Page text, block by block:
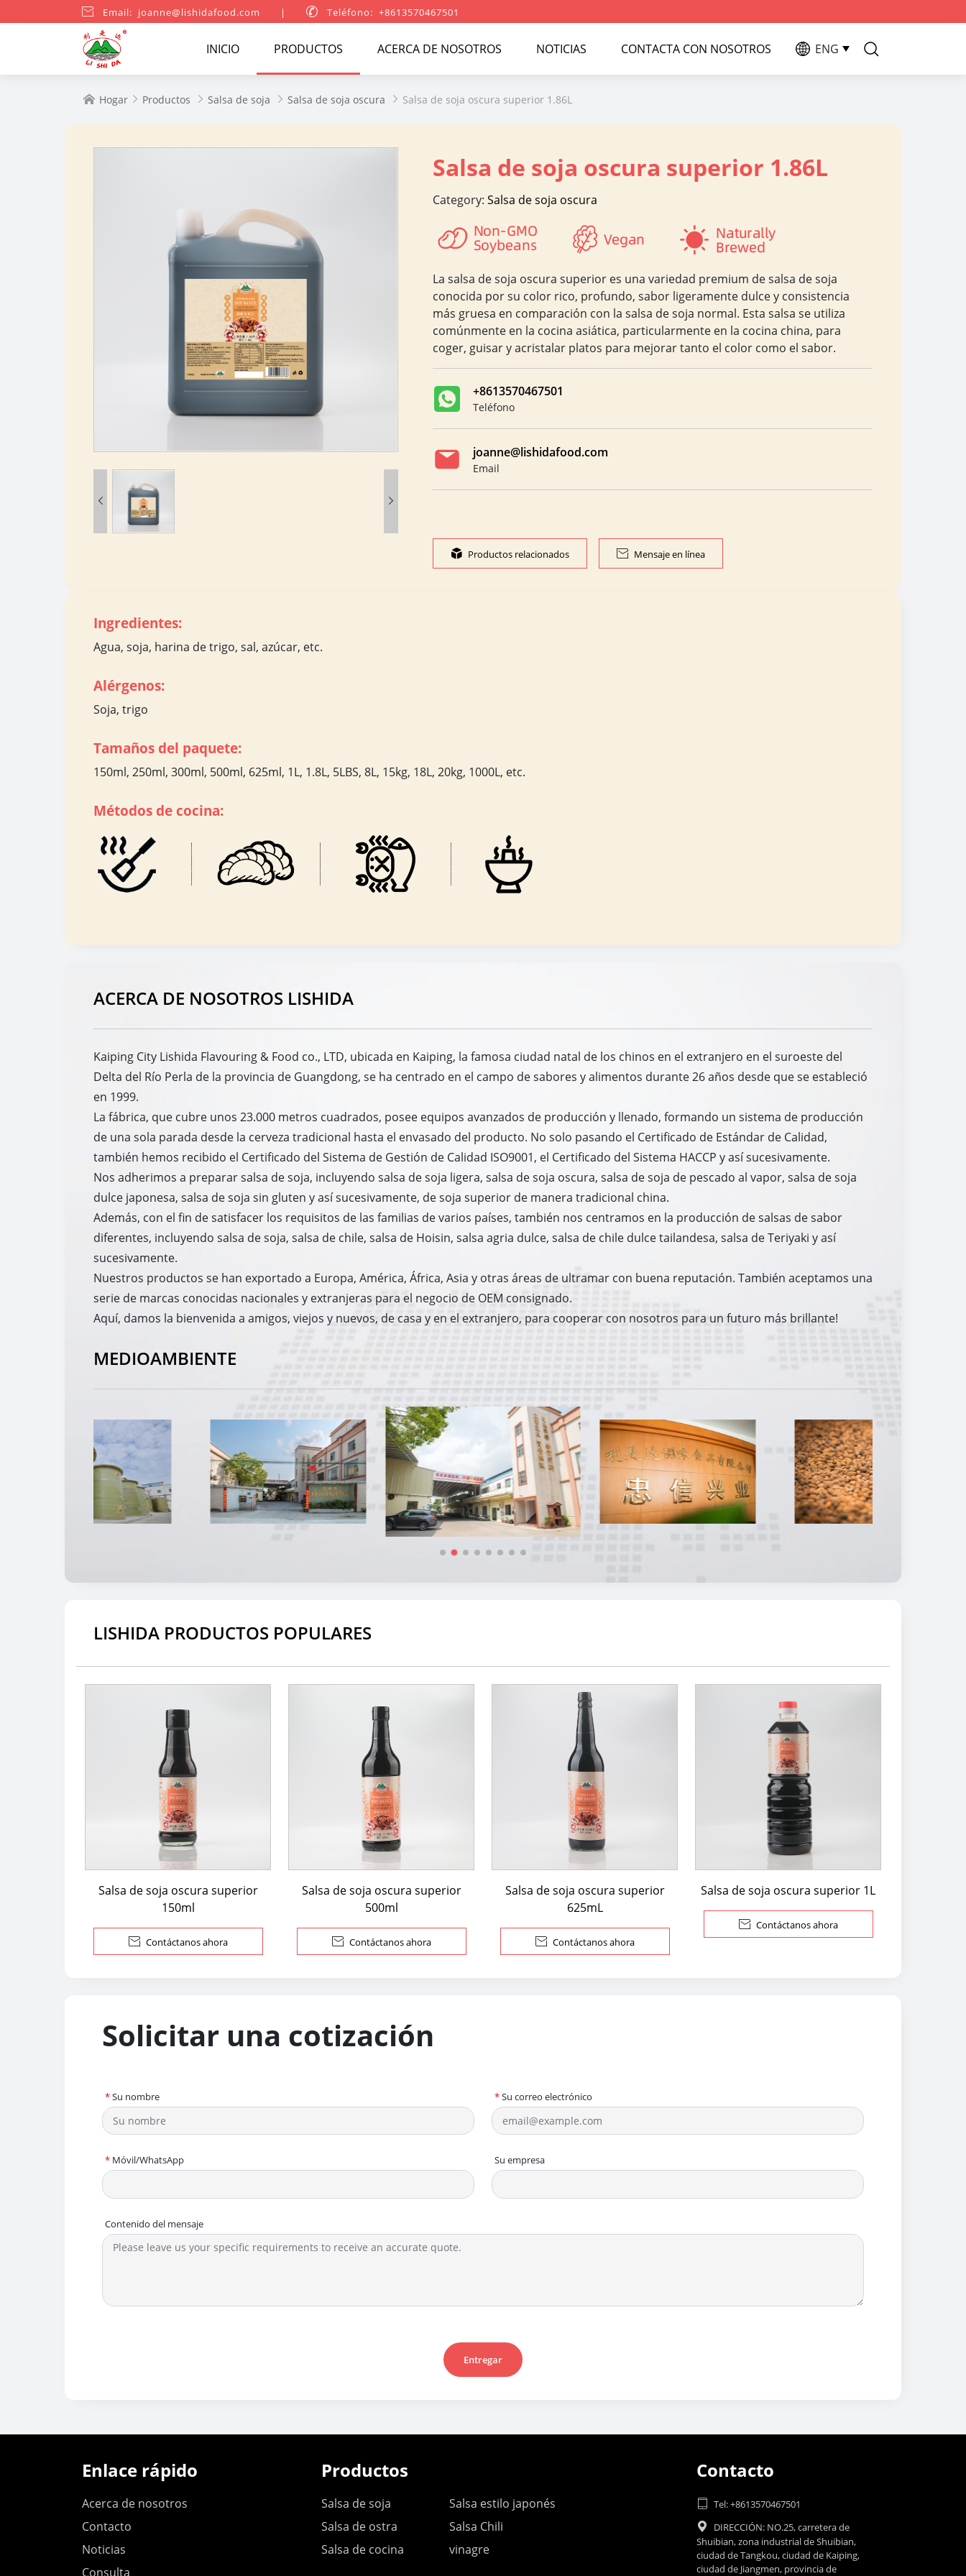
 Email: joanne@lishidafood.com |  Teléfono: +8613570467501
INICIO PRODUCTOS ACERCA DE NOSOTROS NOTICIAS CONTACTA CON NOSOTROS ENG
 Hogar  Productos  Salsa de soja  Salsa de soja oscura  Salsa de soja oscura superior 1.86L
 
Salsa de soja oscura superior 1.86L
Category: Salsa de soja oscura
La salsa de soja oscura superior es una variedad premium de salsa de soja
conocida por su color rico, profundo, sabor ligeramente dulce y consistencia
más gruesa en comparación con la salsa de soja normal. Esta salsa se utiliza
comúnmente en la cocina asiática, particularmente en la cocina china, para
coger, guisar y acristalar platos para mejorar tanto el color como el sabor.
+8613570467501
Teléfono
joanne@lishidafood.com
Email
 Productos relacionados  Mensaje en línea
Ingredientes:
Agua, soja, harina de trigo, sal, azúcar, etc.
Alérgenos:
Soja, trigo
Tamaños del paquete:
150ml, 250ml, 300ml, 500ml, 625ml, 1L, 1.8L, 5LBS, 8L, 15kg, 18L, 20kg, 1000L, etc.
Métodos de cocina:
ACERCA DE NOSOTROS LISHIDA
Kaiping City Lishida Flavouring & Food co., LTD, ubicada en Kaiping, la famosa ciudad natal de los chinos en el extranjero en el suroeste del
Delta del Río Perla de la provincia de Guangdong, se ha centrado en el campo de sabores y alimentos durante 26 años desde que se estableció
en 1999.
La fábrica, que cubre unos 23.000 metros cuadrados, posee equipos avanzados de producción y llenado, formando un sistema de producción
de una sola parada desde la cerveza tradicional hasta el envasado del producto. No solo pasando el Certificado de Estándar de Calidad,
también hemos recibido el Certificado del Sistema de Gestión de Calidad ISO9001, el Certificado del Sistema HACCP y así sucesivamente.
Nos adherimos a preparar salsa de soja, incluyendo salsa de soja ligera, salsa de soja oscura, salsa de soja de pescado al vapor, salsa de soja
dulce japonesa, salsa de soja sin gluten y así sucesivamente, de soja superior de manera tradicional china.
Además, con el fin de satisfacer los requisitos de las familias de varios países, también nos centramos en la producción de salsas de sabor
diferentes, incluyendo salsa de soja, salsa de chile, salsa de Hoisin, salsa agria dulce, salsa de chile dulce tailandesa, salsa de Teriyaki y así
sucesivamente.
Nuestros productos se han exportado a Europa, América, África, Asia y otras áreas de ultramar con buena reputación. También aceptamos una
serie de marcas conocidas nacionales y extranjeras para el negocio de OEM consignado.
Aquí, damos la bienvenida a amigos, viejos y nuevos, de casa y en el extranjero, para cooperar con nosotros para un futuro más brillante!
MEDIOAMBIENTE
LISHIDA PRODUCTOS POPULARES
Salsa de soja oscura superior
150ml
 Contáctanos ahora
Salsa de soja oscura superior
500ml
 Contáctanos ahora
Salsa de soja oscura superior
625mL
 Contáctanos ahora
Salsa de soja oscura superior 1L
 Contáctanos ahora
Solicitar una cotización
*Su nombre *Su correo electrónico
* Móvil/WhatsApp Su empresa
Contenido del mensaje
Entregar
Enlace rápido
Acerca de nosotros
Contacto
Noticias
Consulta
Productos
Salsa de soja
Salsa estilo japonés
Salsa de ostra
Salsa Chili
Salsa de cocina
vinagre
Contacto
 Tel: +8613570467501

DIRECCIÓN: NO.25, carretera de
Shuibian, zona industrial de Shuibian,
ciudad de Tangkou, ciudad de Kaiping,
ciudad de Jiangmen, provincia de